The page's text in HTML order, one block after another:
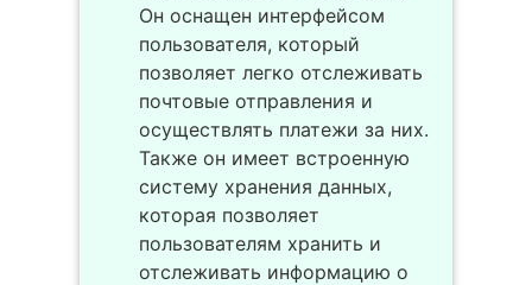
Он оснащен интерфейсом
пользователя, который
позволяет легко отслеживать
почтовые отправления и
осуществлять платежи за них.
Также он имеет встроенную
систему хранения данных,
которая позволяет
пользователям хранить и
отслеживать информацию о